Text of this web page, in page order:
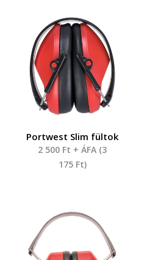
Portwest Slim fültok
2 500 Ft + ÁFA (3
175 Ft)